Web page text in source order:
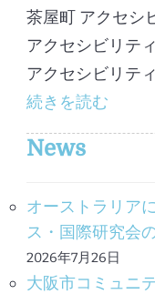
茶屋町 アクセシ
アクセシビリテ
アクセシビリテ
続きを読む
News
オーストラリア
ス・国際研究会
2026年7月26日
大阪市コミュニ